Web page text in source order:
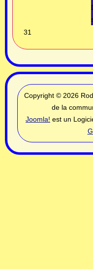
31
Copyright © 2026
de la
Joomla! est un